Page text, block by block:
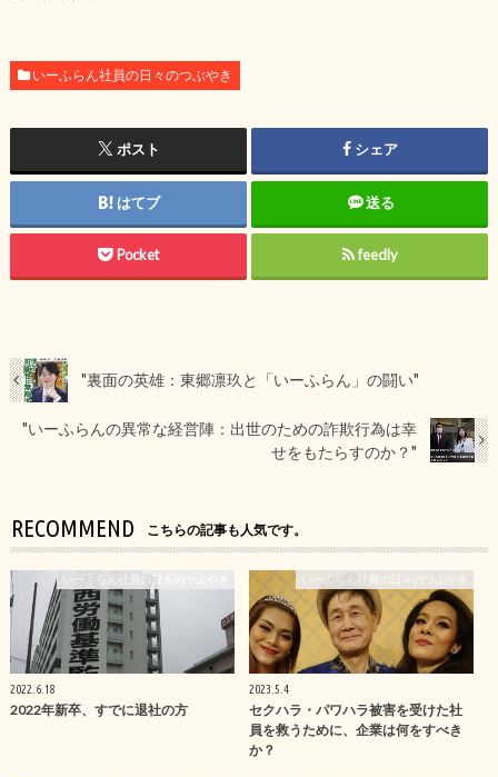
いーふらん社員の日々のつぶやき
ポスト シェア
はてブ 送る
Pocket feedly
"裏面の英雄：東郷凛玖と「いーふらん」の闘い"
"いーふらんの異常な経営陣：出世のための詐欺行為は幸
せをもたらすのか？"
RECOMMEND こちらの記事も人気です。
いーふらん社員の日々のつぶやき
2022.6.18
2022年新卒、すでに退社の方
いーふらん社員の日々のつぶやき
2023.5.4
セクハラ・パワハラ被害を受けた社
員を救うために、企業は何をすべき
か？